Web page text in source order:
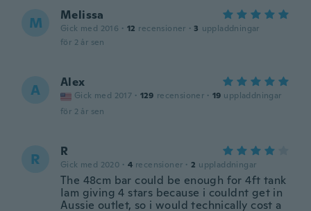
M Melissa
Gick med 2016 · 12 recensioner · 3 uppladdningar
för 2 år sen
A Alex
Gick med 2017 · 129 recensioner · 19 uppladdningar
för 2 år sen
R R
Gick med 2020 · 4 recensioner · 2 uppladdningar
The 48cm bar could be enough for 4ft tank
Iam giving 4 stars because i couldnt get in
Aussie outlet, so i would technically cost a